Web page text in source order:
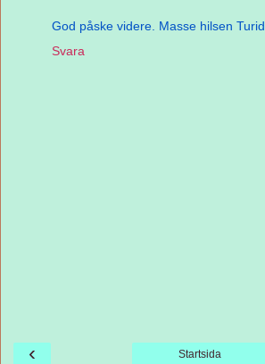
God påske videre. Masse hilsen Turid
Svara
‹ Startsida